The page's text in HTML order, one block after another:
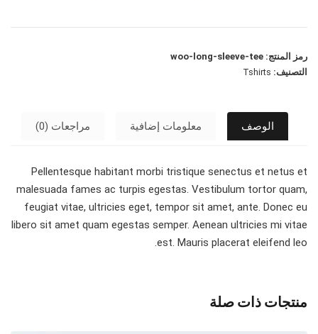
رمز المنتج: woo-long-sleeve-tee
التصنيف: Tshirts
الوصف معلومات إضافية مراجعات (0)
Pellentesque habitant morbi tristique senectus et netus et
malesuada fames ac turpis egestas. Vestibulum tortor quam,
feugiat vitae, ultricies eget, tempor sit amet, ante. Donec eu
libero sit amet quam egestas semper. Aenean ultricies mi vitae
est. Mauris placerat eleifend leo.
منتجات ذات صلة